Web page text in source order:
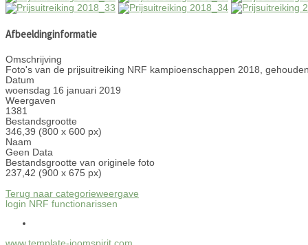
Afbeeldinginformatie
Omschrijving
Foto's van de prijsuitreiking NRF kampioenschappen 2018,
Datum
woensdag 16 januari 2019
Weergaven
1381
Bestandsgrootte
346,39 (800 x 600 px)
Naam
Geen Data
Bestandsgrootte van originele foto
237,42 (900 x 675 px)
Terug naar categorieweergave
login NRF functionarissen